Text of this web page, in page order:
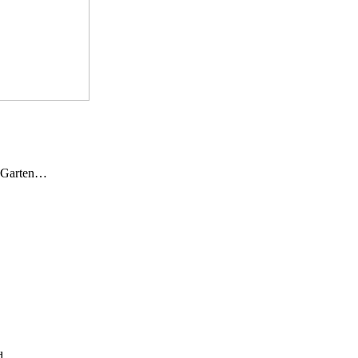
Garten…